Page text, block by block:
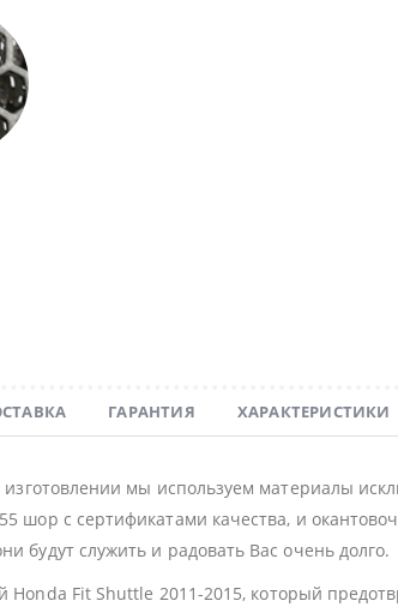
ГАРАНТИЯ ХАРАКТЕРИСТИКИ
мы используем материалы
шор с сертификатами качества, и
будут служить и радовать Вас очень долго.
Fit Shuttle 2011-2015, который